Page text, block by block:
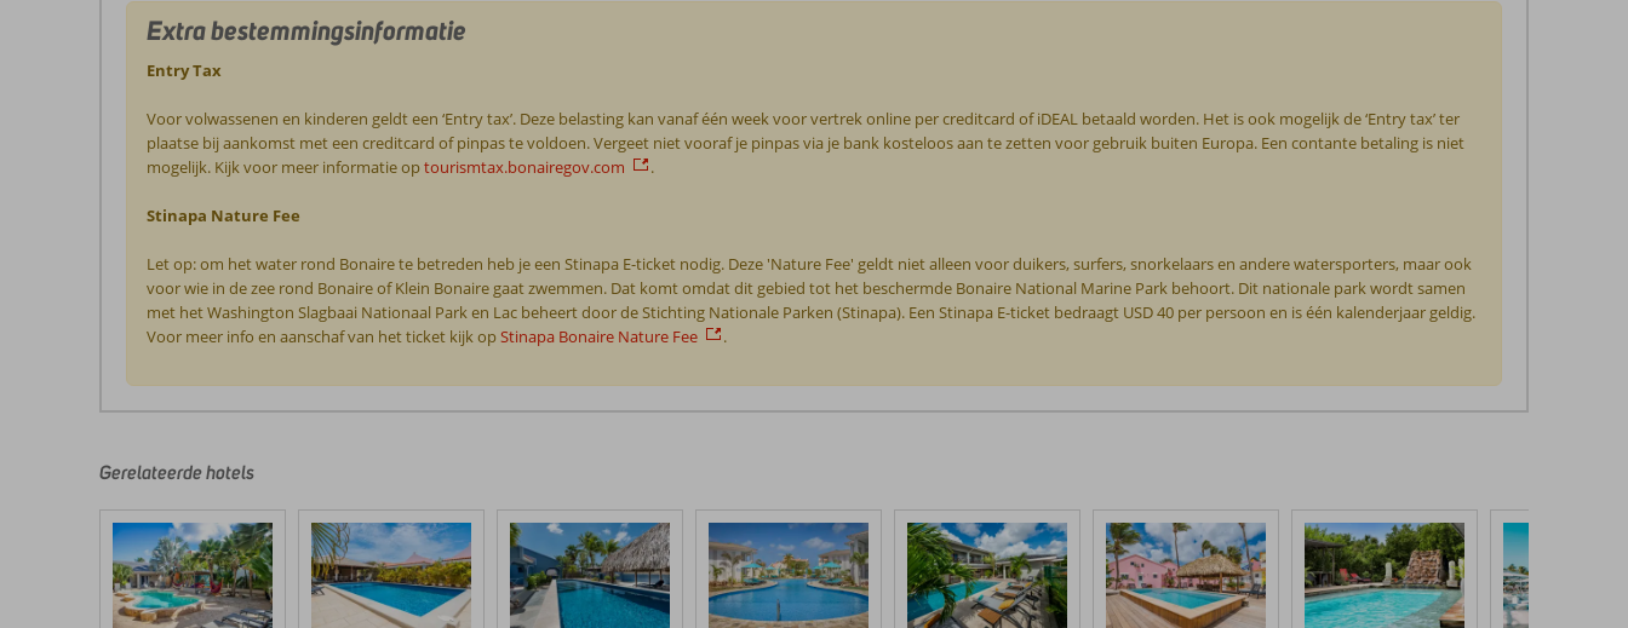
Extra bestemmingsinformatie
Entry Tax
Voor volwassenen en kinderen geldt een ‘Entry tax’. Deze belasting kan vanaf één week voor vertrek online per creditcard of iDEAL betaald worden. Het is ook mogelijk de ‘Entry tax’ ter
plaatse bij aankomst met een creditcard of pinpas te voldoen. Vergeet niet vooraf je pinpas via je bank kosteloos aan te zetten voor gebruik buiten Europa. Een contante betaling is niet
mogelijk. Kijk voor meer informatie optourismtax.bonairegov.com .
Stinapa Nature Fee
Let op: om het water rond Bonaire te betreden heb je een Stinapa E-ticket nodig. Deze 'Nature Fee' geldt niet alleen voor duikers, surfers, snorkelaars en andere watersporters, maar ook
voor wie in de zee rond Bonaire of Klein Bonaire gaat zwemmen. Dat komt omdat dit gebied tot het beschermde Bonaire National Marine Park behoort. Dit nationale park wordt samen
met het Washington Slagbaai Nationaal Park en Lac beheert door de Stichting Nationale Parken (Stinapa). Een Stinapa E-ticket bedraagt USD 40 per persoon en is één kalenderjaar geldig.
Voor meer info en aanschaf van het ticket kijk opStinapa Bonaire Nature Fee .
door
klanten
geschreven
na
hun
verblijf
Gerelateerde hotels